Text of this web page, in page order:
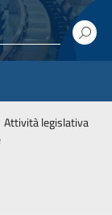
Attività legislativa